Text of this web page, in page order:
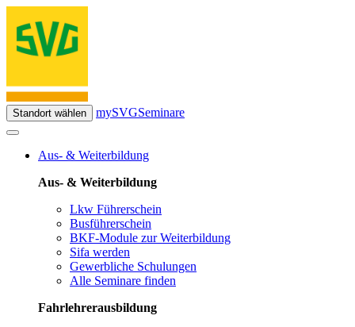
Standort wählen mySVGSeminare
Aus- & Weiterbildung
Aus- & Weiterbildung
Lkw Führerschein
Busführerschein
BKF-Module zur Weiterbildung
Sifa werden
Gewerbliche Schulungen
Alle Seminare finden
Fahrlehrerausbildung